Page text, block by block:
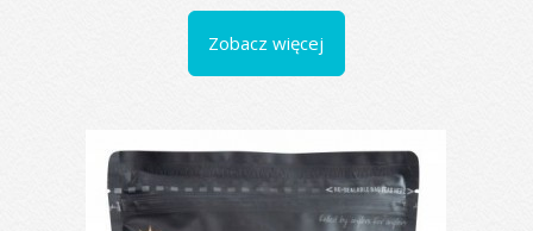
Zobacz więcej